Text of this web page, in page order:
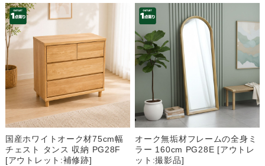
国産ホワイトオーク材75cm幅
チェスト タンス 収納 PG28F
[アウトレット:補修跡]
オーク無垢材フレームの全身ミ
ラー 160cm PG28E [アウトレ
ット:撮影品]